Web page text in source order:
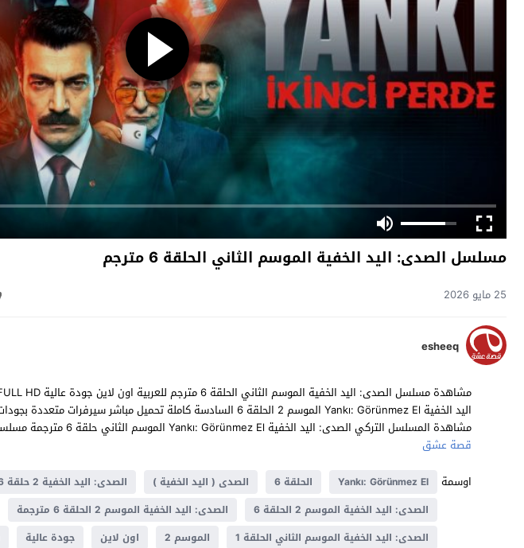
مسلسل الصدى: اليد الخفية الموسم الثاني الحلقة 6 مترجم
25 مايو 2026
esheeq
مشاهدة المسلسل التركي الصدى: اليد الخفية Yankı: Görünmez El الموسم الثاني حلقة 6 مترجمة مسلسلات تركية 2025 حصرياً على موقع
قصة عشق
اوسمة
Yankı: Görünmez El الحلقة 6 الصدى ( اليد الخفية )
الصدى: اليد الخفية 2 حلقة 6
الصدى: اليد الخفية الموسم 2 الحلقة 6
الصدى: اليد الخفية الموسم 2 الحلقة 6 مترجمة
الصدى: اليد الخفية الموسم الثاني الحلقة 1
الموسم 2 اون لاين جودة عالية